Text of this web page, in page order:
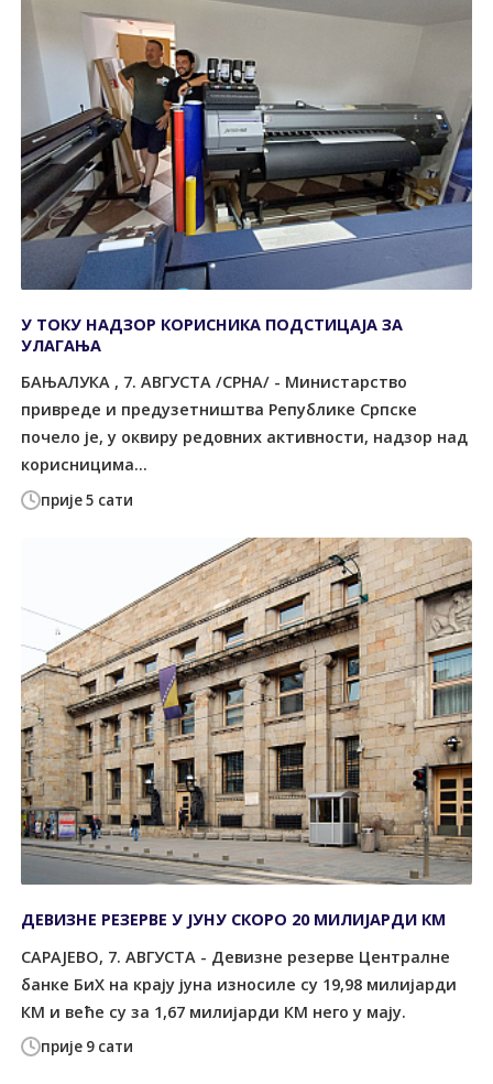
прије 5 сати
У ТОКУ НАДЗОР КОРИСНИКА ПОДСТИЦАЈА ЗА
УЛАГАЊА
БАЊАЛУКА , 7. АВГУСТА /СРНА/ - Министарство
привреде и предузетништва Републике Српске
почело је, у оквиру редовних активности, надзор над
корисницима...
прије 9 сати
ДЕВИЗНЕ РЕЗЕРВЕ У ЈУНУ СКОРО 20 МИЛИЈАРДИ КМ
САРАЈЕВО, 7. АВГУСТА - Девизне резерве Централне
банке БиХ на крају јуна износиле су 19,98 милијарди
КМ и веће су за 1,67 милијарди КМ него у мају.